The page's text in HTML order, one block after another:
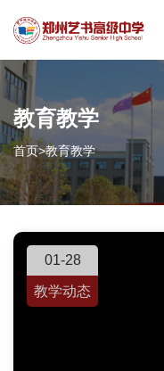
教育教学
首页>教育教学
01-28
教学动态